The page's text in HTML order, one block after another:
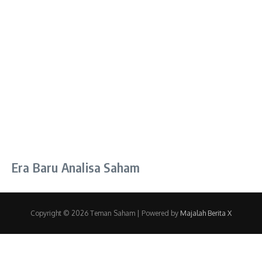
Era Baru Analisa Saham
Copyright © 2026 Teman Saham | Powered by Majalah Berita X